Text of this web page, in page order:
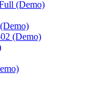
(Demo)
(Demo)